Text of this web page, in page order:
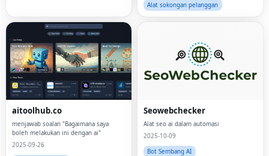
Alat sokongan pelanggan
aitoolhub.co
menjawab soalan "Bagaimana saya
boleh melakukan ini dengan ai"
2025-09-26
Seowebchecker
Alat seo ai dalam automasi
2025-10-09
Bot Sembang AI